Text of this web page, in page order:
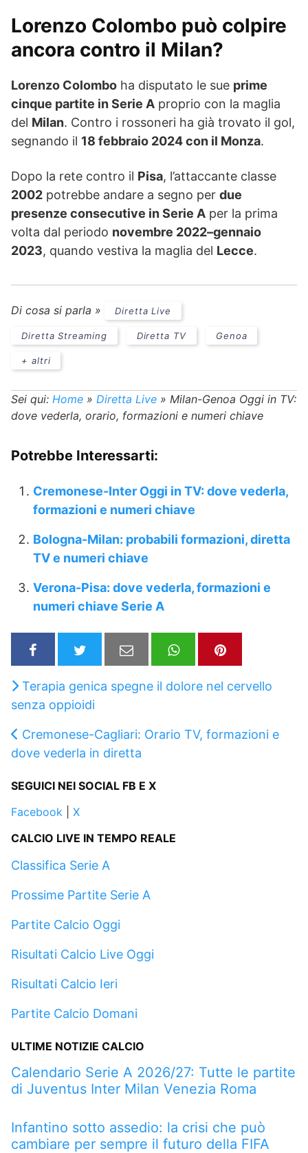
Lorenzo Colombo può colpire
ancora contro il Milan?
Lorenzo Colombo ha disputato le sue prime
cinque partite in Serie A proprio con la maglia
del Milan. Contro i rossoneri ha già trovato il gol,
segnando il 18 febbraio 2024 con il Monza.
Dopo la rete contro il Pisa, l’attaccante classe
2002 potrebbe andare a segno per due
presenze consecutive in Serie A per la prima
volta dal periodo novembre 2022–gennaio
2023, quando vestiva la maglia del Lecce.
Di cosa si parla » Diretta Live
Diretta Streaming Diretta TV Genoa
+ altri
Sei qui: Home » Diretta Live » Milan-Genoa Oggi in TV:
dove vederla, orario, formazioni e numeri chiave
Potrebbe Interessarti:
Cremonese-Inter Oggi in TV: dove vederla,
formazioni e numeri chiave
Bologna-Milan: probabili formazioni, diretta
TV e numeri chiave
Verona-Pisa: dove vederla, formazioni e
numeri chiave Serie A
Terapia genica spegne il dolore nel cervello
senza oppioidi
Cremonese-Cagliari: Orario TV, formazioni e
dove vederla in diretta
SEGUICI NEI SOCIAL FB E X
Facebook
X
CALCIO LIVE IN TEMPO REALE
Classifica Serie A
Prossime Partite Serie A
Partite Calcio Oggi
Risultati Calcio Live Oggi
Risultati Calcio Ieri
Partite Calcio Domani
ULTIME NOTIZIE CALCIO
Calendario Serie A 2026/27: Tutte le partite
di Juventus Inter Milan Venezia Roma
Infantino sotto assedio: la crisi che può
cambiare per sempre il futuro della FIFA